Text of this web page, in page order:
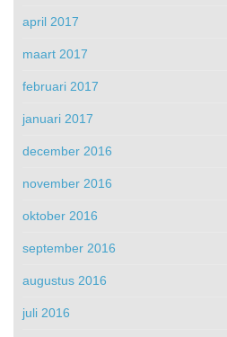
april 2017
maart 2017
februari 2017
januari 2017
december 2016
november 2016
oktober 2016
september 2016
augustus 2016
juli 2016